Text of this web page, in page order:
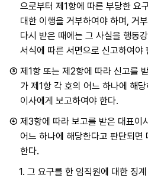
으로부터 제1항에 따른 부당한 요
대한 이행을 거부하여야 하며, 거
다시 받은 때에는 그 사실을 행동
서식에 따른 서면으로 신고하여야
③ 제1항 또는 제2항에 따라 신고를
가 제1항 각 호의 어느 하나에 해
이사에게 보고하여야 한다.
④ 제3항에 따라 보고를 받은 대표이
어느 하나에 해당한다고 판단되면
한다.
1. 그 요구를 한 임직원에 대한 징